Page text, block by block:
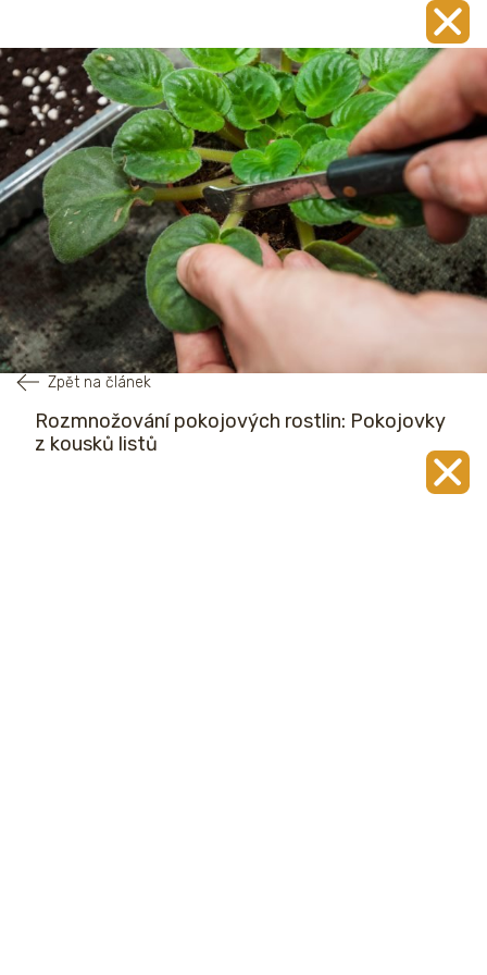
Zpět na článek
Rozmnožování pokojových rostlin: Pokojovky
z kousků listů